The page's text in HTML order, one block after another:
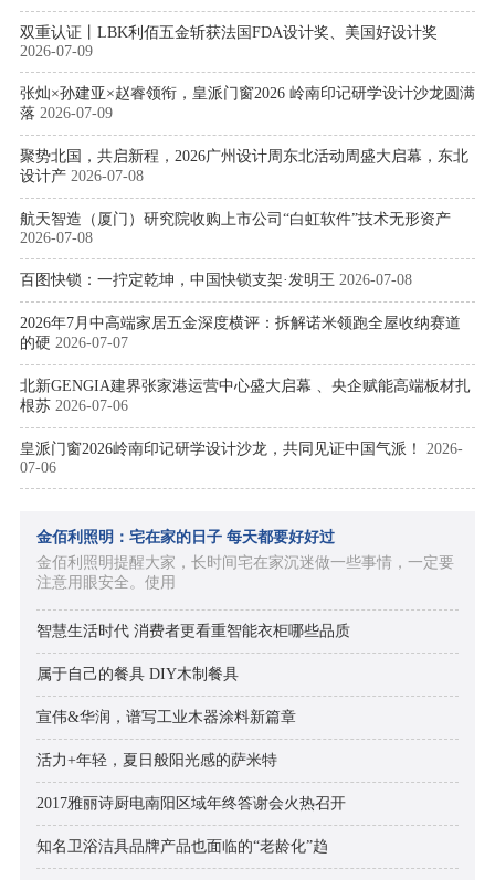
双重认证丨LBK利佰五金斩获法国FDA设计奖、美国好设计奖
2026-07-09
张灿×孙建亚×赵睿领衔，皇派门窗2026 岭南印记研学设计沙龙圆满
落 2026-07-09
聚势北国，共启新程，2026广州设计周东北活动周盛大启幕，东北
设计产 2026-07-08
航天智造（厦门）研究院收购上市公司“白虹软件”技术无形资产
2026-07-08
百图快锁：一拧定乾坤，中国快锁支架·发明王 2026-07-08
2026年7月中高端家居五金深度横评：拆解诺米领跑全屋收纳赛道
的硬 2026-07-07
北新GENGIA建界张家港运营中心盛大启幕 、央企赋能高端板材扎
根苏 2026-07-06
皇派门窗2026岭南印记研学设计沙龙，共同见证中国气派！
2026-
07-06
金佰利照明：宅在家的日子 每天都要好好过
金佰利照明提醒大家，长时间宅在家沉迷做一些事情，一定要
注意用眼安全。使用
智慧生活时代 消费者更看重智能衣柜哪些品质
属于自己的餐具 DIY木制餐具
宣伟&华润，谱写工业木器涂料新篇章
活力+年轻，夏日般阳光感的萨米特
2017雅丽诗厨电南阳区域年终答谢会火热召开
知名卫浴洁具品牌产品也面临的“老龄化”趋